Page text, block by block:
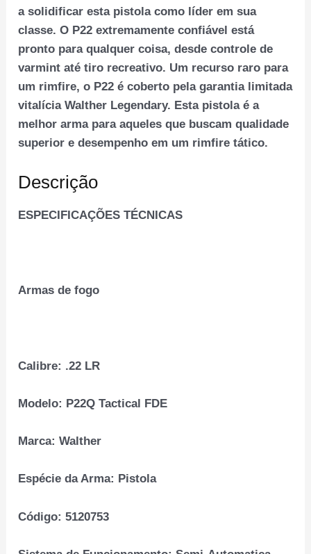
a solidificar esta pistola como líder em sua
classe. O P22 extremamente confiável está
pronto para qualquer coisa, desde controle de
varmint até tiro recreativo. Um recurso raro para
um rimfire, o P22 é coberto pela garantia limitada
vitalícia Walther Legendary. Esta pistola é a
melhor arma para aqueles que buscam qualidade
superior e desempenho em um rimfire tático.
Descrição
ESPECIFICAÇÕES TÉCNICAS
Armas de fogo
Calibre: .22 LR
Modelo: P22Q Tactical FDE
Marca: Walther
Espécie da Arma: Pistola
Código:5120753